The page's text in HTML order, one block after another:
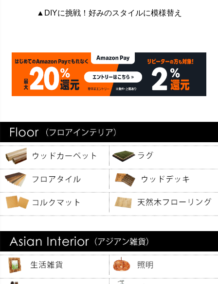
▲DIYに挑戦！好みのスタイルに模様替え